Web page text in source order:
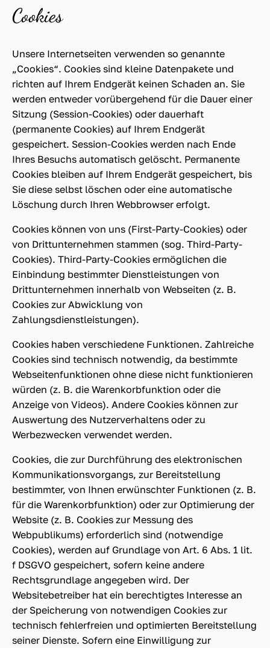
Cookies
Unsere Internetseiten verwenden so genannte
„Cookies“. Cookies sind kleine Datenpakete und
richten auf Ihrem Endgerät keinen Schaden an. Sie
werden entweder vorübergehend für die Dauer einer
Sitzung (Session-Cookies) oder dauerhaft
(permanente Cookies) auf Ihrem Endgerät
gespeichert. Session-Cookies werden nach Ende
Ihres Besuchs automatisch gelöscht. Permanente
Cookies bleiben auf Ihrem Endgerät gespeichert, bis
Sie diese selbst löschen oder eine automatische
Löschung durch Ihren Webbrowser erfolgt.
Cookies können von uns (First-Party-Cookies) oder
von Drittunternehmen stammen (sog. Third-Party-
Cookies). Third-Party-Cookies ermöglichen die
Einbindung bestimmter Dienstleistungen von
Drittunternehmen innerhalb von Webseiten (z. B.
Cookies zur Abwicklung von
Zahlungsdienstleistungen).
Cookies haben verschiedene Funktionen. Zahlreiche
Cookies sind technisch notwendig, da bestimmte
Webseitenfunktionen ohne diese nicht funktionieren
würden (z. B. die Warenkorbfunktion oder die
Anzeige von Videos). Andere Cookies können zur
Auswertung des Nutzerverhaltens oder zu
Werbezwecken verwendet werden.
Cookies, die zur Durchführung des elektronischen
Kommunikationsvorgangs, zur Bereitstellung
bestimmter, von Ihnen erwünschter Funktionen (z. B.
für die Warenkorbfunktion) oder zur Optimierung der
Website (z. B. Cookies zur Messung des
Webpublikums) erforderlich sind (notwendige
Cookies), werden auf Grundlage von Art. 6 Abs. 1 lit.
f DSGVO gespeichert, sofern keine andere
Rechtsgrundlage angegeben wird. Der
Websitebetreiber hat ein berechtigtes Interesse an
der Speicherung von notwendigen Cookies zur
technisch fehlerfreien und optimierten Bereitstellung
seiner Dienste. Sofern eine Einwilligung zur